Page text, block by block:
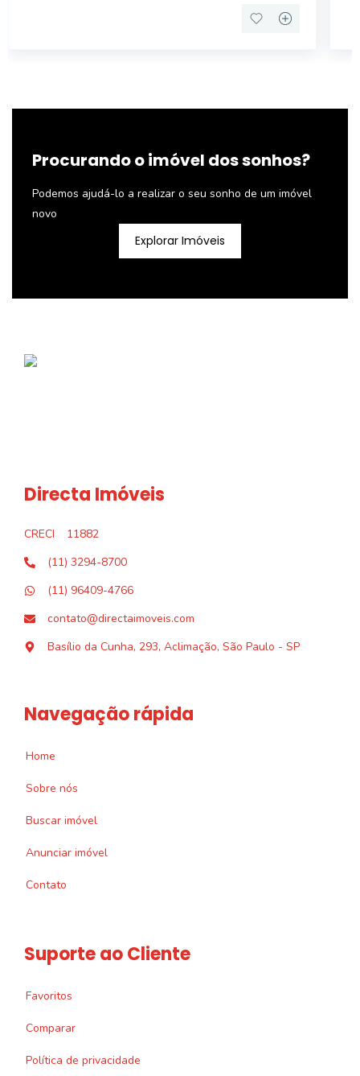
Procurando o imóvel dos sonhos?
Podemos ajudá-lo a realizar o seu sonho de um imóvel
novo
Explorar Imóveis
Directa Imóveis
CRECI
11882
(11) 3294-8700
(11) 96409-4766
contato@directaimoveis.com
Basílio da Cunha, 293, Aclimação, São Paulo - SP
Navegação rápida
Home
Sobre nós
Buscar imóvel
Anunciar imóvel
Contato
Suporte ao Cliente
Favoritos
Comparar
Política de privacidade